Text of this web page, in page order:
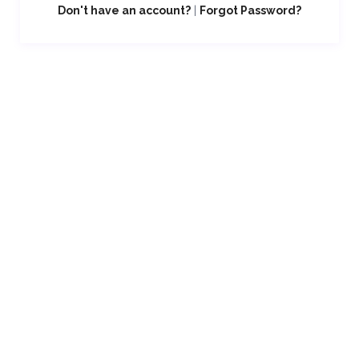
Don't have an account? Forgot Password?